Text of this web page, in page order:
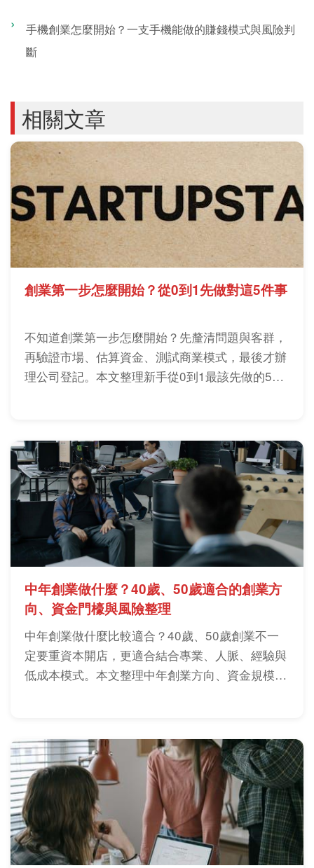
手機創業怎麼開始？一支手機能做的賺錢模式與風險判
斷
相關文章
創業第一步怎麼開始？從0到1先做對這5件事
不知道創業第一步怎麼開始？先釐清問題與客群，
再驗證市場、估算資金、測試商業模式，最後才辦
理公司登記。本文整理新手從0到1最該先做的5件
中年創業做什麼？40歲、50歲適合的創業方
向、資金門檺與風險整理
中年創業做什麼比較適合？40歲、50歲創業不一
定要重資本開店，更適合結合專業、人脈、經驗與
低成本模式。本文整理中年創業方向、資金規模、